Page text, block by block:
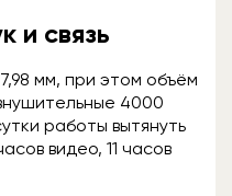
и связь
мм, при этом объём
4000
работы вытянуть
видео, 11 часов